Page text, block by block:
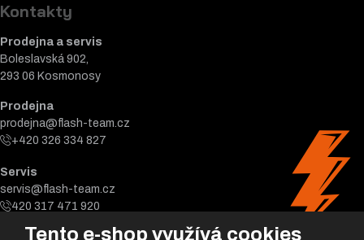
Tento e-shop využívá cookies
Kontakty
Prodejna a servis
Boleslavská 902,
293 06 Kosmonosy
Prodejna
prodejna@flash-team.cz
+420 326 334 827
Servis
servis@flash-team.cz
420 317 471 920